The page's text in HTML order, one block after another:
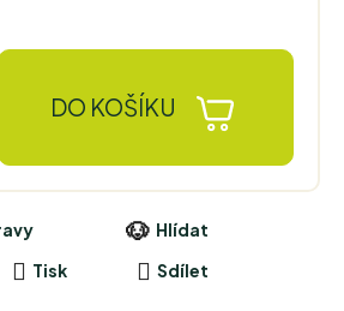
DO KOŠÍKU
Tisk
Hlídat
Sdílet